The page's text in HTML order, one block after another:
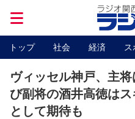
トップ 社会 経済 ス
ヴィッセル神戸、主
び副将の酒井高徳は
として期待も